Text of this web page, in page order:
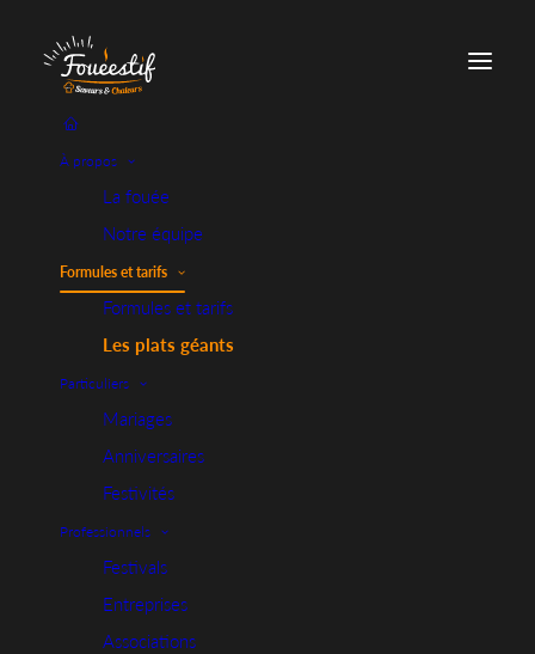
À propos
La fouée
Notre équipe
Formules et tarifs
Formules et tarifs
Les plats géants
Particuliers
Mariages
Anniversaires
Festivités
Professionnels
Festivals
Entreprises
Associations
Lesplats
prestations traiteur pour des événements comme des
mariages, anniversaires ou réceptions d’entreprise. Des
options comme les traiteurs paella géante, où le plat
offrent un service convivial et impressionnant. Ce
format allie spectacle culinaire et authenticité, créant
une ambiance chaleureuse pour chaque occasion.